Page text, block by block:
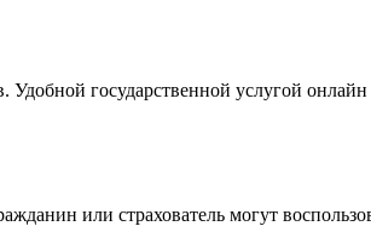
государственной услугой онлайн
или страхователь могут